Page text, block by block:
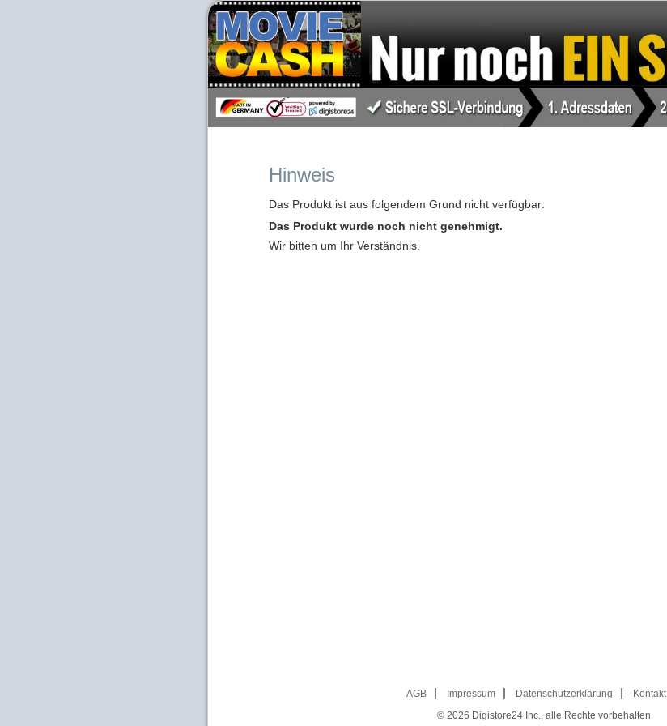
Hinweis
Das Produkt ist aus folgendem Grund nicht verfügbar:
Das Produkt wurde noch nicht genehmigt.
Wir bitten um Ihr Verständnis.
AGB Impressum Datenschutzerklärung
Kontakt
© 2026 Digistore24 Inc., alle Rechte vorbehalten